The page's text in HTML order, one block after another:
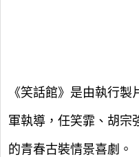
《笑話館》是由執行
軍執導，任笑霏、胡宗
的青春古裝情景喜劇。